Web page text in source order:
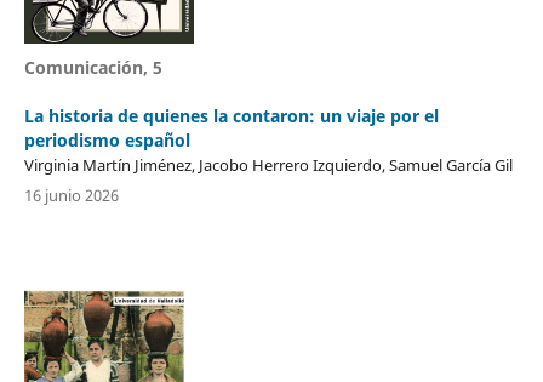
Comunicación, 5
La historia de quienes la contaron: un viaje por el
periodismo español
Virginia Martín Jiménez, Jacobo Herrero Izquierdo, Samuel García Gil
16 junio 2026